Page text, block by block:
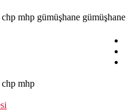
chp mhp gümüşhane gümüşhane
chp mhp